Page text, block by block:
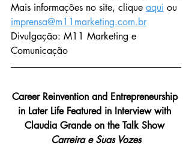
Mais informações no site, clique aqui ou
imprensa@m11marketing.com.br
Divulgação: M11 Marketing e
Comunicação
Career Reinvention and Entrepreneurship
in Later Life Featured in Interview with
Claudia Grande on the Talk Show
Carreira e Suas Vozes